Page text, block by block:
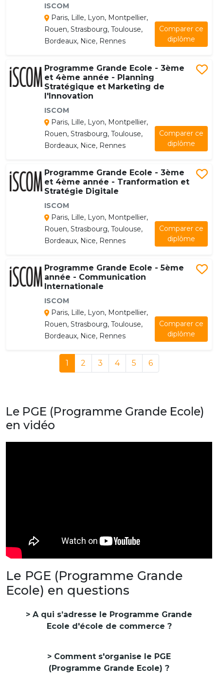
ISCOM
Paris, Lille, Lyon, Montpellier,
Rouen, Strasbourg, Toulouse,
Bordeaux, Nice, Rennes
Comparer ce
diplôme
Programme Grande Ecole - 3ème
et 4ème année - Planning
Stratégique et Marketing de
l'Innovation
ISCOM
Paris, Lille, Lyon, Montpellier,
Rouen, Strasbourg, Toulouse,
Bordeaux, Nice, Rennes
Comparer ce
diplôme
Programme Grande Ecole - 3ème
et 4ème année - Tranformation et
Stratégie Digitale
ISCOM
Paris, Lille, Lyon, Montpellier,
Rouen, Strasbourg, Toulouse,
Bordeaux, Nice, Rennes
Comparer ce
diplôme
Programme Grande Ecole - 5ème
année - Communication
Internationale
ISCOM
Paris, Lille, Lyon, Montpellier,
Rouen, Strasbourg, Toulouse,
Bordeaux, Nice, Rennes
Comparer ce
diplôme
1 2 3 4 5 6
Le PGE (Programme Grande Ecole)
en vidéo
Le PGE (Programme Grande
Ecole) en questions
Ecole d'école de commerce ?
(Programme Grande Ecole) ?